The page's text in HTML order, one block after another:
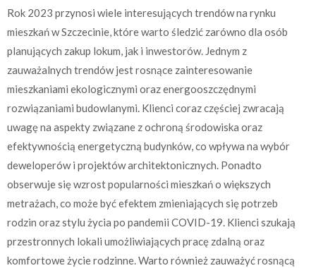
Rok 2023 przynosi wiele interesujących trendów na rynku
mieszkań w Szczecinie, które warto śledzić zarówno dla osób
planujących zakup lokum, jak i inwestorów. Jednym z
zauważalnych trendów jest rosnące zainteresowanie
mieszkaniami ekologicznymi oraz energooszczędnymi
rozwiązaniami budowlanymi. Klienci coraz częściej zwracają
uwagę na aspekty związane z ochroną środowiska oraz
efektywnością energetyczną budynków, co wpływa na wybór
deweloperów i projektów architektonicznych. Ponadto
obserwuje się wzrost popularności mieszkań o większych
metrażach, co może być efektem zmieniających się potrzeb
rodzin oraz stylu życia po pandemii COVID-19. Klienci szukają
przestronnych lokali umożliwiających pracę zdalną oraz
komfortowe życie rodzinne. Warto również zauważyć rosnącą